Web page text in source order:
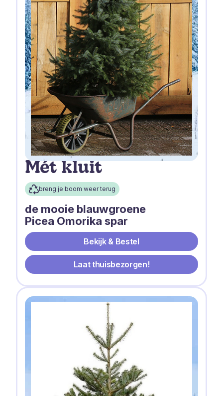
Mét kluit
breng je boom weer terug
de mooie blauwgroene
Picea Omorika spar
Bekijk & Bestel
Laat thuisbezorgen!